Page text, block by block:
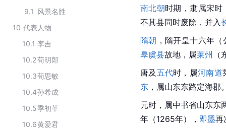
9.1
风景名胜
10 代表人物
10.1 李吉
10.2苟明郎
10.3苟思敏
10.4孙希成
10.5季初革
10.6黄爱君
南北朝时期，隶属宋时
不其县同时废除，并入
隋朝 ，隋开皇十六年
皋虞县故地，属莱州 （
唐及 五代时，属河南道
东 ，属山东东路定海郡
元时，属中书省山东东
年（1265年）， 即墨再